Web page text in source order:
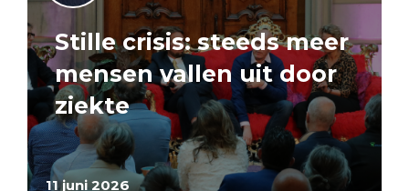
11 juni 2026
Stille crisis: steeds meer
mensen vallen uit door
ziekte